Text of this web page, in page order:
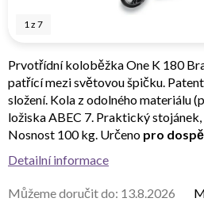
1z 7
Můžeme doručit do: 13.8.2026
Prvotřídní koloběžka One K 180
patřící mezi světovou špičku.
složení. Kola z odolného materiálu
ložiska ABEC 7. Praktický
Nosnost 100 kg. Určeno pro
Detailní informace